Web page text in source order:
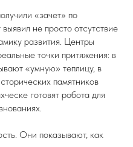
«зачет» по
не просто отсутствие
развития. Центры
точки притяжения: в
«умную» теплицу, в
памятников
готовят робота для
Они показывают, как